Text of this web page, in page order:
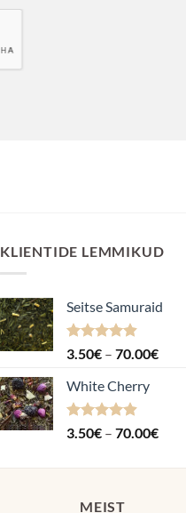
KLIENTIDE LEMMIKUD
Seitse Samuraid
Hinnanguga
3.50€ – 70.00€
White Cherry
Hinnanguga
3.50€ – 70.00€
kuni
MEIST